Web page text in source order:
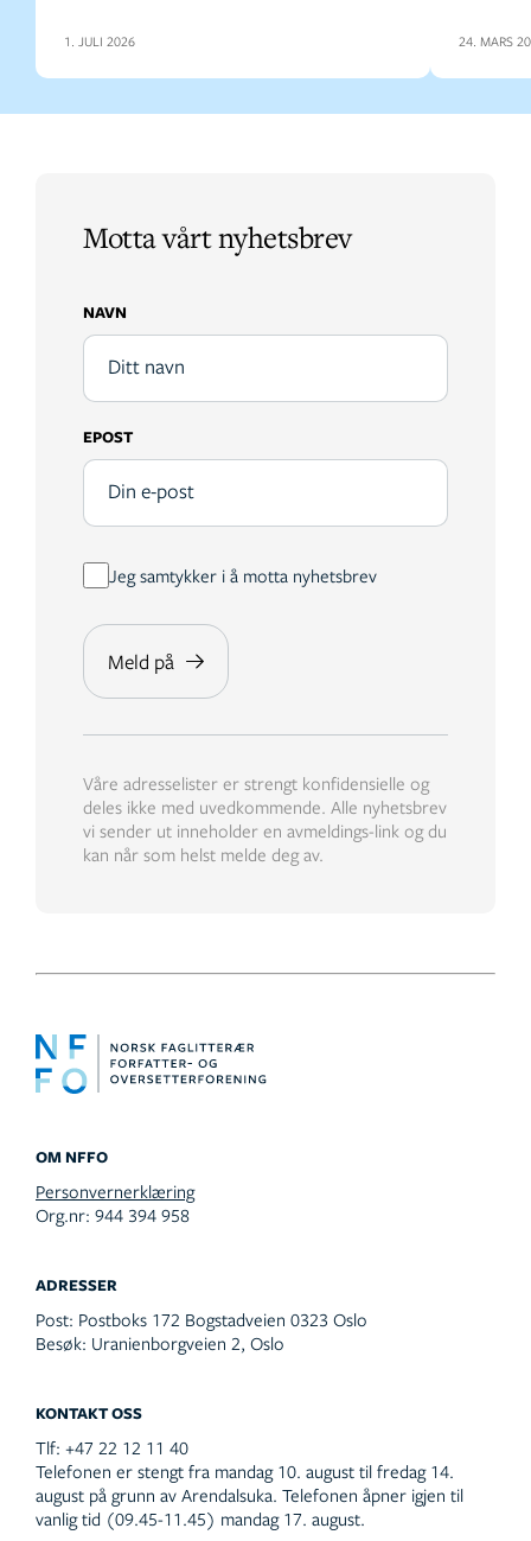
1. JULI 2026 24. MARS
OM NFFO
Personvernerklæring
Org.nr: 944 394 958
ADRESSER
Post: Postboks 172 Bogstadveien 0323 Oslo
Besøk: Uranienborgveien 2, Oslo
KONTAKT OSS
Tlf: +47 22 12 11 40
Telefonen er stengt fra mandag 10. august til fredag 14.
august på grunn av Arendalsuka. Telefonen åpner igjen til
vanlig tid (09.45-11.45) mandag 17. august.
Motta vårt nyhetsbrev
NAVN
EPOST
Jeg samtykker i å motta nyhetsbrev
Våre adresselister er strengt konfidensielle og
deles ikke med uvedkommende. Alle nyhetsbrev
vi sender ut inneholder en avmeldings-link og du
kan når som helst melde deg av.